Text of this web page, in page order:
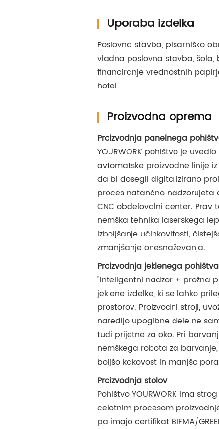
Uporaba izdelka
Poslovna stavba, pisarniško
vladna poslovna stavba, šola,
financiranje vrednostnih
hotel
Proizvodna oprema
Proizvodnja panelnega
YOURWORK pohištvo je
avtomatske proizvodne linije
da bi dosegli digitalizirano
proces natančno nadzorujeta
CNC obdelovalni center. Prav
nemška tehnika laserskega
izboljšanje učinkovitosti,
zmanjšanje onesnaževanja.
Proizvodnja jeklenega pohištva
"Inteligentni nadzor + prožna
jeklene izdelke, ki se lahko
prostorov. Proizvodni stroji,
naredijo upogibne dele ne
tudi prijetne za oko. Pri
nemškega robota za
boljšo kakovost in manjšo
Proizvodnja stolov
Pohištvo YOURWORK ima
celotnim procesom
pa imajo certifikat BIFMA/